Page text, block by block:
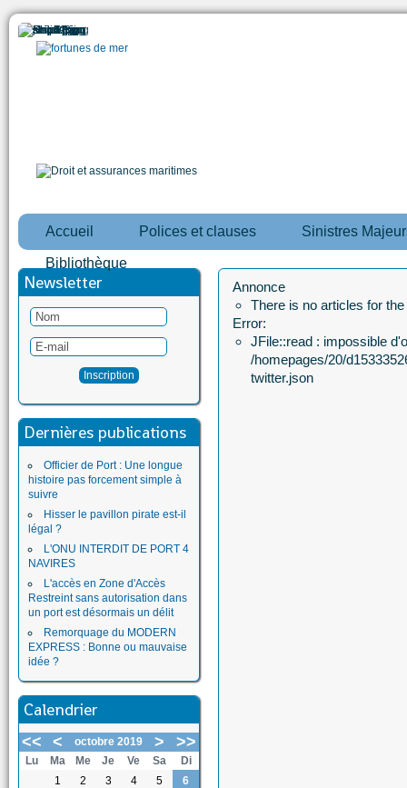
Accueil Polices et clauses Sinistres
Bibliothèque
Newsletter
Dernières publications
Officier de Port : Une longue
histoire pas forcement simple à
suivre
Hisser le pavillon pirate est-il
légal ?
L'ONU INTERDIT DE PORT 4
NAVIRES
L'accès en Zone d'Accès
Restreint sans autorisation dans
un port est désormais un délit
Remorquage du MODERN
EXPRESS : Bonne ou mauvaise
idée ?
Calendrier
<< < octobre 2019 > >>
Lu Ma Me Je Ve Sa
Di
1
2 3 4 5
6
Annonce
There is no articles for
Error:
JFile::read : impossible
/homepages/20/
twitter.json